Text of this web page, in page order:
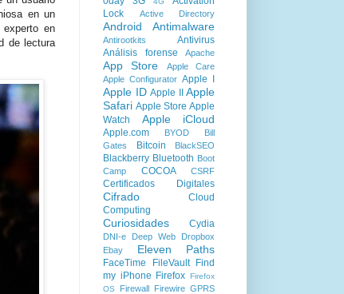
en un
experto en
de lectura
Lock
Active Directory
Android Antimalware
Antirootkits
Antivirus
Análisis forense
Apache
App Store
Apple Care
Apple Configurator Apple I
Apple ID Apple II
Apple
Safari Apple Store Apple
Watch
Apple iCloud
Apple.com BYOD
Bill
Gates
Bitcoin BlackSEO
Blackberry Bluetooth Boot
Camp
COCOA CSRF
Certificados Digitales
Cifrado
Cloud
Computing
Curiosidades Cydia
DNI-e Deep Web
Dropbox
Ebay
Eleven Paths
FaceTime FileVault
Find
my iPhone Firefox Firefox
OS
Firewall Firewire GPRS